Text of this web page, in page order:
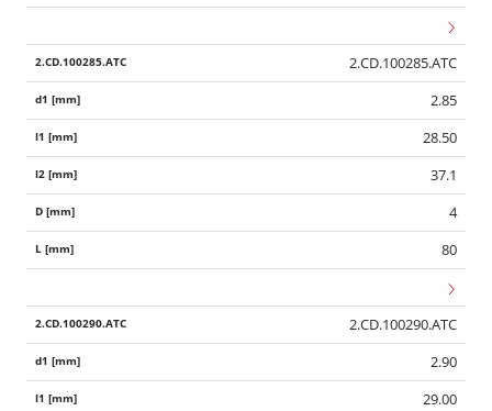
2.CD.100285.ATC
2.85
28.50
37.1
4
80
2.CD.100290.ATC
2.90
29.00